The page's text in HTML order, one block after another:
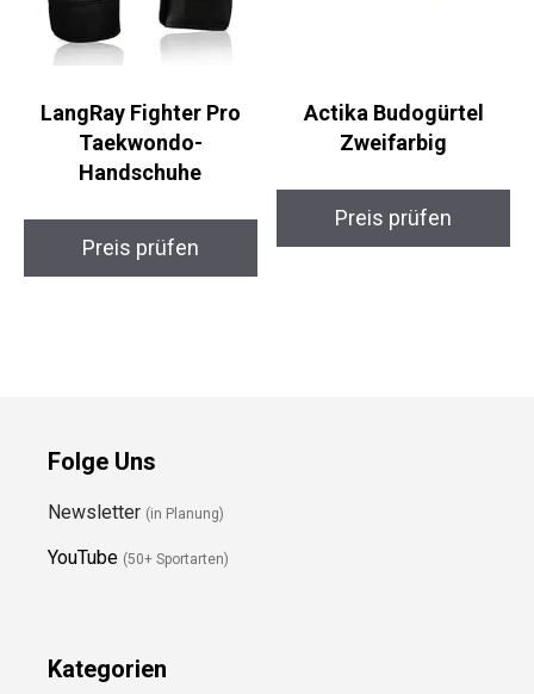
Taekwondo-
Handschuhe
Actika Budogürtel
Zweifarbig
Folge Uns